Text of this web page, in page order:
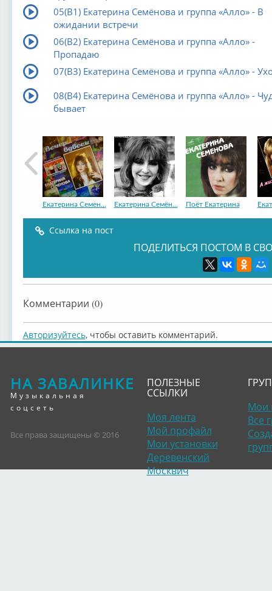
05(B1) Екатерина Семёнова и группа «Алло» - В
ожидании встречи
06(B2) Екатерина Семёнова и группа «Алло» -
Пропадаю
07(B3) Екатерина Семёнова и группа «Алло» -
08(B4) Екатерина Семёнова и группа «Алло» -
бывает
Екатерина Семен... Екатерина Семён... Поёт Екатерина
Ссылка на пост
ПОДЕЛИТЬСЯ ПОСТОМ В
Комментарии (0)
Авторизуйтесь, чтобы оставить комментарий.
НА ЗАВАЛИНКЕ
Музыкальная
соцсеть
Все права защищены © 2016
ПОЛЕЗНЫЕ
ССЫЛКИ
Моя лента
Мой профайл
Мои установки
Деревенский
Москвич
Мои
Все